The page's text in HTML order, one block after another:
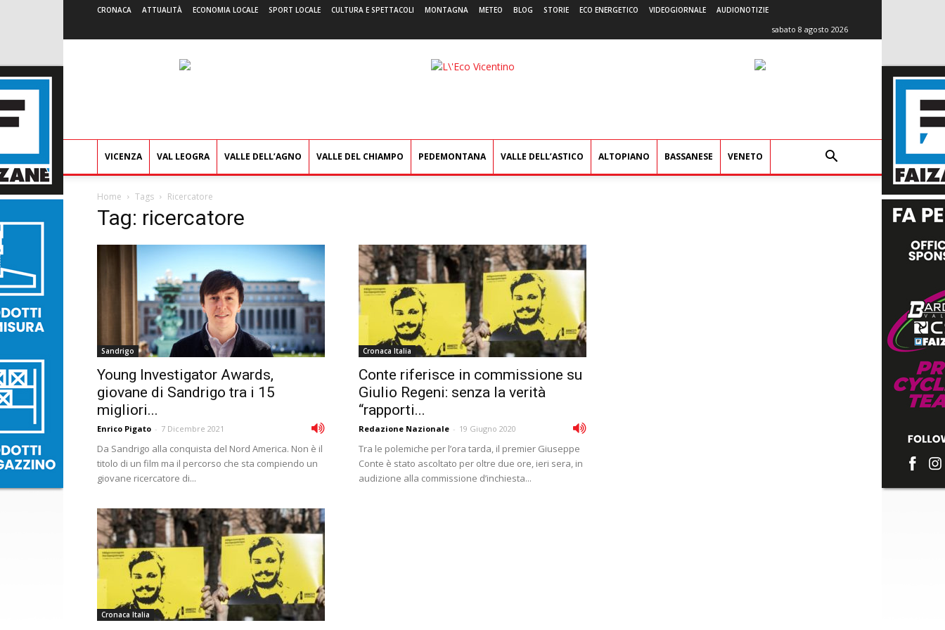
CRONACA ATTUALITÀ ECONOMIA LOCALE SPORT LOCALE CULTURA E SPETTACOLI MONTAGNA METEO BLOG STORIE ECO ENERGETICO VIDEOGIORNALE AUDIONOTIZIE
sabato 8 agosto 2026
L'Eco
VICENZA VAL LEOGRA VALLE DELL’AGNO VALLE DEL CHIAMPO PEDEMONTANA VALLE DELL’ASTICO ALTOPIANO BASSANESE VENETO
Home Tags Ricercatore
Tag: ricercatore
Sandrigo
Young Investigator Awards,
giovane di Sandrigo tra i 15
migliori...
Enrico Pigato - 7 Dicembre 2021
Da Sandrigo alla conquista del Nord America. Non è il
titolo di un film ma il percorso che sta compiendo un
giovane ricercatore di...
Cronaca Italia
Conte riferisce in commissione su
Giulio Regeni: senza la verità
“rapporti...
Redazione Nazionale - 19 Giugno 2020
Tra le polemiche per l’ora tarda, il premier Giuseppe
Conte è stato ascoltato per oltre due ore, ieri sera, in
audizione alla commissione d’inchiesta...
Cronaca Italia